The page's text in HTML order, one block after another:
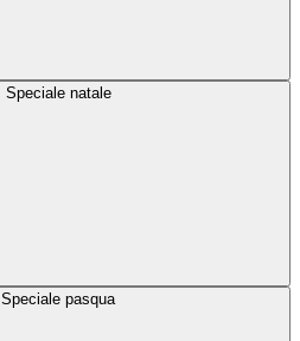
Speciale natale
Speciale pasqua